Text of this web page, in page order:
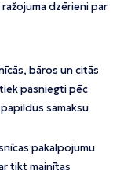
dzērieni par
bāros un citās
pasniegti pēc
samaksu
pakalpojumu
tikt mainītas